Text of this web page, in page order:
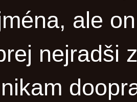
ale
nejradši